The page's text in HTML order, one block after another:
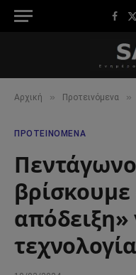
X
Αρχική » Προτεινόμενα »
ΠΡΟΤΕΙΝΌΜΕΝΑ
απόδειξη»
τεχνολογία